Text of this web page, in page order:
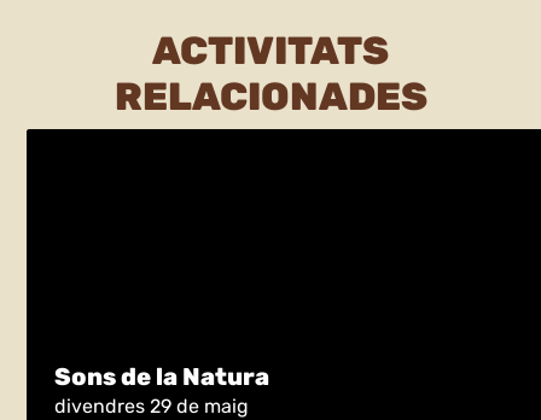
ACTIVITATS
RELACIONADES
Sons de la Natura
divendres 29 de maig